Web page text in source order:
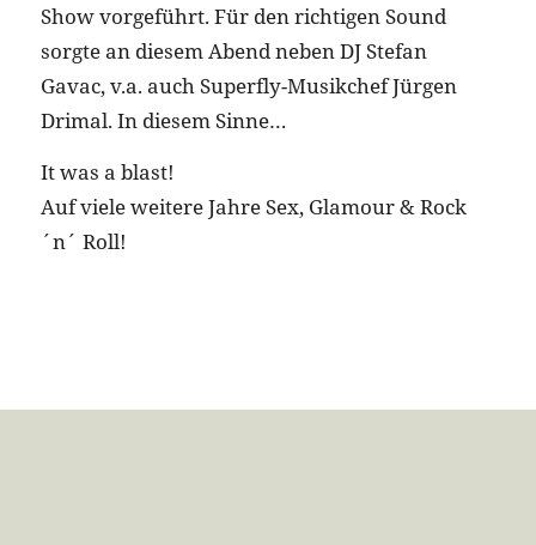
Show vorgeführt. Für den richtigen Sound
sorgte an diesem Abend neben DJ Stefan
Gavac, v.a. auch Superfly-Musikchef Jürgen
Drimal. In diesem Sinne…
It was a blast!
Auf viele weitere Jahre Sex, Glamour & Rock
´n´ Roll!